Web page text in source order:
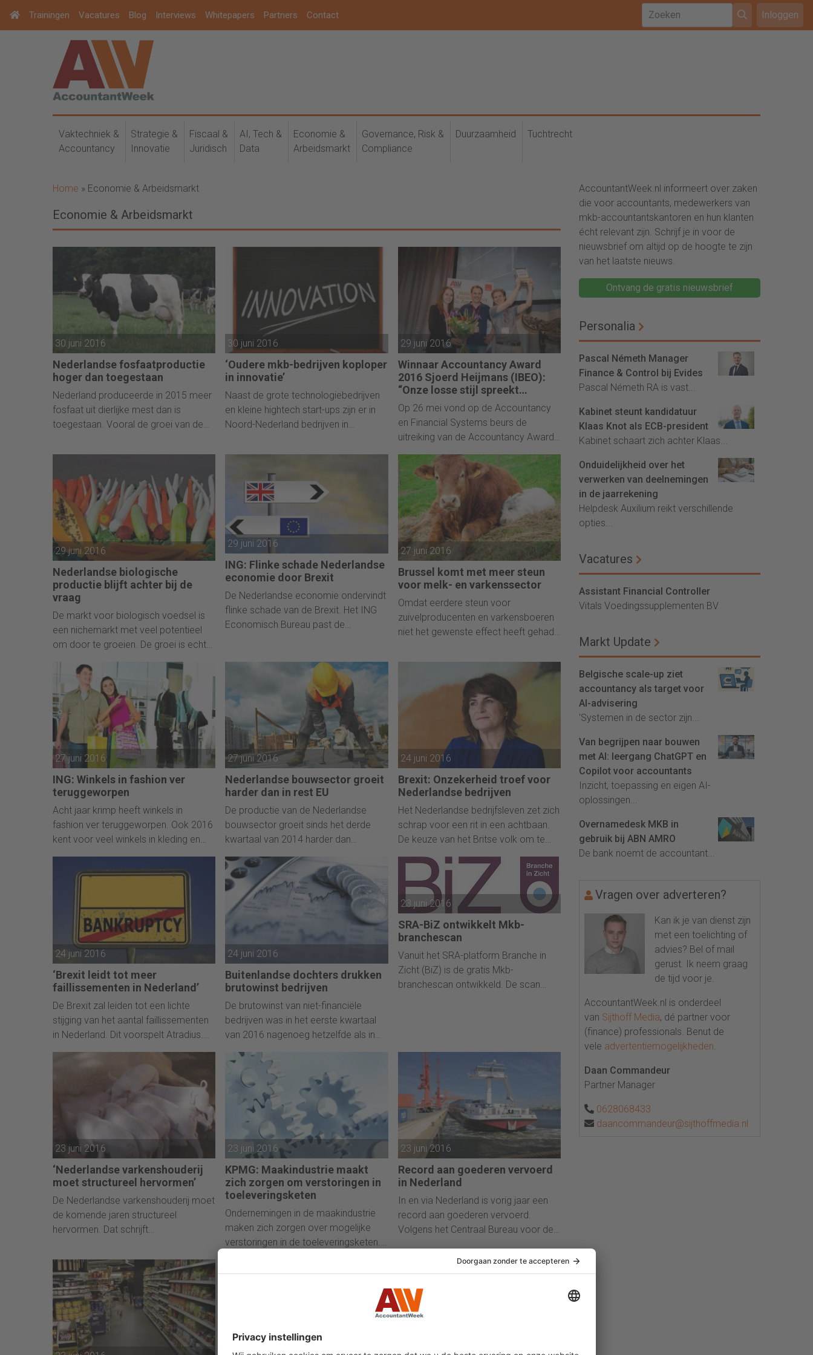
Trainingen Vacatures Blog Interviews Whitepapers Partners Contact Inloggen
Vaktechniek &
Accountancy
Strategie &
Innovatie
Fiscaal &
Juridisch
AI, Tech &
Data
Economie &
Arbeidsmarkt
Governance, Risk &
Compliance
Duurzaamheid Tuchtrecht
Home » Economie & Arbeidsmarkt
Economie & Arbeidsmarkt
30 juni 2016
Nederlandse fosfaatproductie
hoger dan toegestaan
Nederland produceerde in 2015 meer
fosfaat uit dierlijke mest dan is
toegestaan. Vooral de groei van de
van de melkquotum droeg bij aan de
voor de Statistiek (CBS) donderdag.
30 juni 2016
‘Oudere mkb-bedrijven koploper
in innovatie’
Naast de grote technologiebedrijven
en kleine hightech start-ups zijn er in
Noord-Nederland bedrijven in
in innovatie. Dat blijkt uit onderzoek
en Innovatie van de Rijksuniversiteit
Groningen, in samenwerking met het
Nederland (SNN).
29 juni 2016
Winnaar Accountancy Award
2016 Sjoerd Heijmans (IBEO):
“Onze losse stijl spreekt
ondernemers aan”
Op 26 mei vond op de Accountancy
en Financial Systems beurs de
uitreiking van de Accountancy Awards
2016 plaats. In elke categorie
(kantoren tot 10 werknemers, tussen
de 10 en 100 werknemers en de
kantoren met 100+ personeel)
pitchten drie genomineerde bedrijven
voor een tienkoppige jury en het
publiek hun bedrijf. Sjoerd Heijmans
won met IBEO (Ik Ben Een
Ondernemer, red.) in de categorie
kantoren met 10 tot 100 werknemers.
29 juni 2016
Nederlandse biologische
productie blijft achter bij de
vraag
De markt voor biologisch voedsel is
een nichemarkt met veel potentieel
om door te groeien. De groei is echter
gelimiteerd, doordat de productie
vooralsnog achterblijft. Hierdoor
bestaat de kans dat vraag en aanbod
te ver uit elkaar gaan groeien,
waardoor de factor prijs als rem op
de groei zal werken.
29 juni 2016
ING: Flinke schade Nederlandse
economie door Brexit
De Nederlandse economie ondervindt
flinke schade van de Brexit. Het ING
Economisch Bureau past de
ING hoofdeconoom Nederland: “Ik wil
de economische pijn in perspectief
plaatsen: we verwachten geen
recessie, wel minder economische en
werkgelegenheidsgroei dan we eerder
dachten.“
27 juni 2016
Brussel komt met meer steun
voor melk- en varkenssector
Omdat eerdere steun voor
zuivelproducenten en varkensboeren
niet het gewenste effect heeft gehad,
volgende maand met een nieuw
hulppakket voor de agrarische sector.
De EU-lidstaten zijn het erover eens
dat dit nodig is, zei staatssecretaris
Martijn van Dam (Landbouw)
maandag na overleg met zijn EU-
collega’s in Luxemburg.
27 juni 2016
ING: Winkels in fashion ver
teruggeworpen
Acht jaar krimp heeft winkels in
fashion ver teruggeworpen. Ook 2016
kent voor veel winkels in kleding en
winkels in schoenen een zwak begin.
Ondanks een groeiende economie
valt de fashion omzet in de
sector is verzwakt en lijkt haar grip op
een veranderende consument kwijt te
raken. Dit terwijl de volgende uitdaging
wacht. Vergrijzing bedreigt de
uitgaven aan fashion, zo schrijft ING
Economisch Bureau vandaag.
27 juni 2016
Nederlandse bouwsector groeit
harder dan in rest EU
De productie van de Nederlandse
bouwsector groeit sinds het derde
kwartaal van 2014 harder dan
gemiddeld in de Europese Unie. De
Nederlandse bouw heeft inmiddels
ruim afstand genomen van het
productiedieptepunt van begin 2013.
Dat meldt het Centraal Bureau voor de
Statistiek, mede op basis van
24 juni 2016
Brexit: Onzekerheid troef voor
Nederlandse bedrijven
Het Nederlandse bedrijfsleven zet zich
schrap voor een rit in een achtbaan.
De keuze van het Britse volk om te
breken met Brussel leidt een periode
van onzekerheid in, die volgens
experts zijn weerslag zal hebben op
de economie. Op de financiële
markten is dan ook met verbijstering
geregeerd, met zware koersverliezen
tot gevolg.
24 juni 2016
‘Brexit leidt tot meer
faillissementen in Nederland’
De Brexit zal leiden tot een lichte
stijging van het aantal faillissementen
in Nederland. Dit voorspelt Atradius.
effecten op de Nederlandse
economie hebben, onder meer door
een dalend vertrouwen onder
consumenten en investeerders.
24 juni 2016
Buitenlandse dochters drukken
brutowinst bedrijven
De brutowinst van niet-financiële
bedrijven was in het eerste kwartaal
van 2016 nagenoeg hetzelfde als in
binnenlandse activiteiten verbeterde
het resultaat, maar een verslechtering
bij de buitenlandse
dochterondernemingen drukte de
winst. Dat meldt het Centraal Bureau
voor de Statistiek.
23 juni 2016
SRA-BiZ ontwikkelt Mkb-
branchescan
Vanuit het SRA-platform Branche in
Zicht (BiZ) is de gratis Mkb-
branchescan ontwikkeld. De scan
bedrijfsvoering in een persoonlijk
adviesrapport.
23 juni 2016
‘Nederlandse varkenshouderij
moet structureel hervormen’
De Nederlandse varkenshouderij moet
de komende jaren structureel
hervormen. Dat schrijft
Economische Zaken in een reactie op
het actieplan van de Regiegroep
Vitalisering Varkenshouderij dat
vandaag naar de Tweede Kamer is
gestuurd. De regiegroep onder
voorzitterschap van oud-minister
Rosenthal heeft maatregelen
23 juni 2016
KPMG: Maakindustrie maakt
zich zorgen om verstoringen in
toeleveringsketen
Ondernemingen in de maakindustrie
maken zich zorgen over mogelijke
verstoringen in de toeleveringsketen.
2016 van KPMG blijkt dat de
toenemende mate zorgen maakt over
23 juni 2016
Record aan goederen vervoerd
in Nederland
In en via Nederland is vorig jaar een
record aan goederen vervoerd.
Volgens het Centraal Bureau voor de
omvang van alle transporten naar 1,64
miljard ton.
AccountantWeek.nl informeert over zaken
die voor accountants, medewerkers van
mkb-accountantskantoren en hun klanten
écht relevant zijn. Schrijf je in voor de
nieuwsbrief om altijd op de hoogte te zijn
van het laatste nieuws.
Ontvang de gratis nieuwsbrief
Personalia
Pascal Németh Manager
Finance & Control bij Evides
Pascal Németh RA is vast...
Kabinet steunt kandidatuur
Klaas Knot als ECB-president
Kabinet schaart zich achter Klaas...
Onduidelijkheid over het
verwerken van deelnemingen
in de jaarrekening
Helpdesk Auxilium reikt verschillende
opties...
Vacatures
Assistant Financial Controller
Vitals Voedingssupplementen BV
Markt Update
Belgische scale-up ziet
accountancy als target voor
AI-advisering
'Systemen in de sector zijn...
Van begrijpen naar bouwen
met AI: leergang ChatGPT en
Copilot voor accountants
Inzicht, toepassing en eigen AI-
oplossingen...
Overnamedesk MKB in
gebruik bij ABN AMRO
De bank noemt de accountant...
Vragen over adverteren?
Kan ik je van dienst zijn
met een toelichting of
advies? Bel of mail
gerust. Ik neem graag
de tijd voor je.
AccountantWeek.nl is onderdeel
van Sijthoff Media, dé partner voor
(finance) professionals. Benut de
vele advertentiemogelijkheden.
Daan Commandeur
Partner Manager
0628068433
daancommandeur@sijthoffmedia.nl